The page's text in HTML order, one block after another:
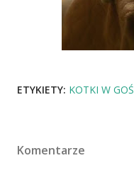
ETYKIETY: KOTKI W
Komentarze